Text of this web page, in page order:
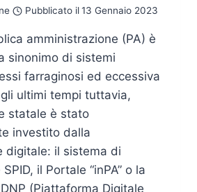
Pubblicato il13 Gennaio 2023
amministrazione (PA) è
sinonimo di sistemi
farraginosi ed eccessiva
ultimi tempi tuttavia,
statale è stato
investito dalla
digitale: il sistema di
il Portale “inPA” o la
(Piattaforma Digitale